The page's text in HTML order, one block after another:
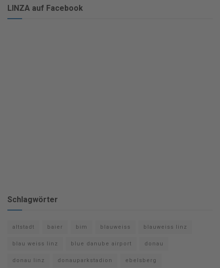
LINZA auf Facebook
Schlagwörter
altstadt baier bim blauweiss blauweiss linz
blau weiss linz blue danube airport donau
donau linz donauparkstadion ebelsberg